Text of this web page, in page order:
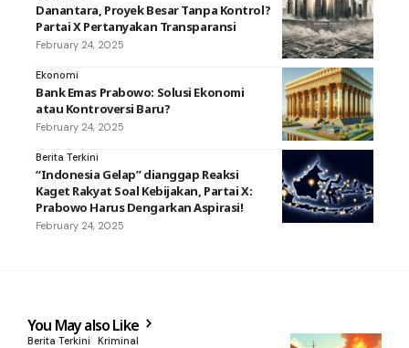
Danantara, Proyek Besar Tanpa Kontrol?
Partai X Pertanyakan Transparansi
February 24, 2025
Ekonomi
Bank Emas Prabowo: Solusi Ekonomi
atau Kontroversi Baru?
February 24, 2025
Berita Terkini
“Indonesia Gelap” dianggap Reaksi
Kaget Rakyat Soal Kebijakan, Partai X:
Prabowo Harus Dengarkan Aspirasi!
February 24, 2025
You May also Like
Berita Terkini Kriminal